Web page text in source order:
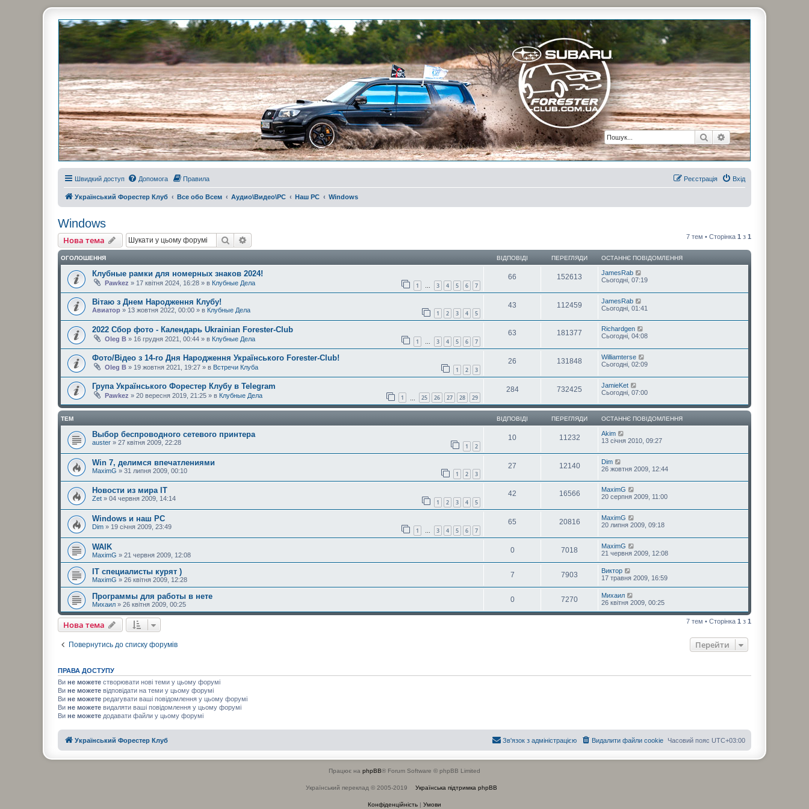
ПошукРозширений пошук
Украинский Форестер Клуб
Всеукраинский клуб владельцев Subaru Forester. Клубные покатушки на природе и еженедельные встречи, скидки от партнеров и просто много общения с друзьями. Присоединяйтесь. Think. Feel. Drive.
Швидкий доступ Допомога Правила Вхід
Реєстрація
Український Форестер Клуб Все обо Всем Аудио\Видео\РС Наш РС Windows
Windows
Нова тема Пошук 7 тем • Сторінка 1 з 1
ОГОЛОШЕННЯ ВІДПОВІДІ ПЕРЕГЛЯДИ ОСТАННЄ ПОВІДОМЛЕННЯ
Клубные рамки для номерных знаков 2024!
Pawkez » 17 квітня 2024, 16:28 » в Клубные Дела 1 … 3 4 5 6 7
66 152613
JamesRab
Сьогодні, 07:19
Вітаю з Днем Народження Клубу!
Авиатор » 13 жовтня 2022, 00:00 » в Клубные Дела 1 2 3 4 5
43 112459
JamesRab
Сьогодні, 01:41
2022 Сбор фото - Календарь Ukrainian Forester-Club
Oleg B » 16 грудня 2021, 00:44 » в Клубные Дела 1 … 3 4 5 6 7
63 181377
Richardgen
Сьогодні, 04:08
Фото/Відео з 14-го Дня Народження Українського Forester-Club!
Oleg B » 19 жовтня 2021, 19:27 » в Встречи Клуба 1 2 3
26 131848
Williamterse
Сьогодні, 02:09
Група Українського Форестер Клубу в Telegram
Pawkez » 20 вересня 2019, 21:25 » в Клубные Дела 1 25 26 27 28 29
284 732425
JamieKet
Сьогодні, 07:00
ТЕМ ВІДПОВІДІ ПЕРЕГЛЯДИ ОСТАННЄ ПОВІДОМЛЕННЯ
Выбор беспроводного сетевого принтера
auster » 27 квітня 2009, 22:28 1 2
10 11232
Akim
13 січня 2010, 09:27
Win 7, делимся впечатлениями
MaximG » 31 липня 2009, 00:10 1 2 3
27 12140
Dim
26 жовтня 2009, 12:44
Новости из мира IT
Zet » 04 червня 2009, 14:14 1 2 3 4 5
42 16566
MaximG
20 серпня 2009, 11:00
Windows и наш РС
Dim » 19 січня 2009, 23:49 1 … 3 4 5 6 7
65 20816
MaximG
20 липня 2009, 09:18
WAIK
MaximG » 21 червня 2009, 12:08
0 7018
MaximG
21 червня 2009, 12:08
IT специалисты курят )
MaximG » 26 квітня 2009, 12:28
7 7903
Виктор
17 травня 2009, 16:59
Программы для работы в нете
Михаил » 26 квітня 2009, 00:25
0 7270
Михаил
26 квітня 2009, 00:25
Нова тема 7 тем • Сторінка 1 з 1
Повернутись до списку форумів Перейти
ПРАВА ДОСТУПУ
Ви не можете створювати нові теми у цьому форумі
Ви не можете відповідати на теми у цьому форумі
Ви не можете редагувати ваші повідомлення у цьому форумі
Ви не можете видаляти ваші повідомлення у цьому форумі
Ви не можете додавати файли у цьому форумі
Український Форестер Клуб Часовий пояс UTC+03:00
Видалити файли cookie
Зв'язок з адміністрацією
Працює на phpBB® Forum Software © phpBB Limited
Український переклад © 2005-2019 Українська підтримка phpBB
Конфіденційність | Умови